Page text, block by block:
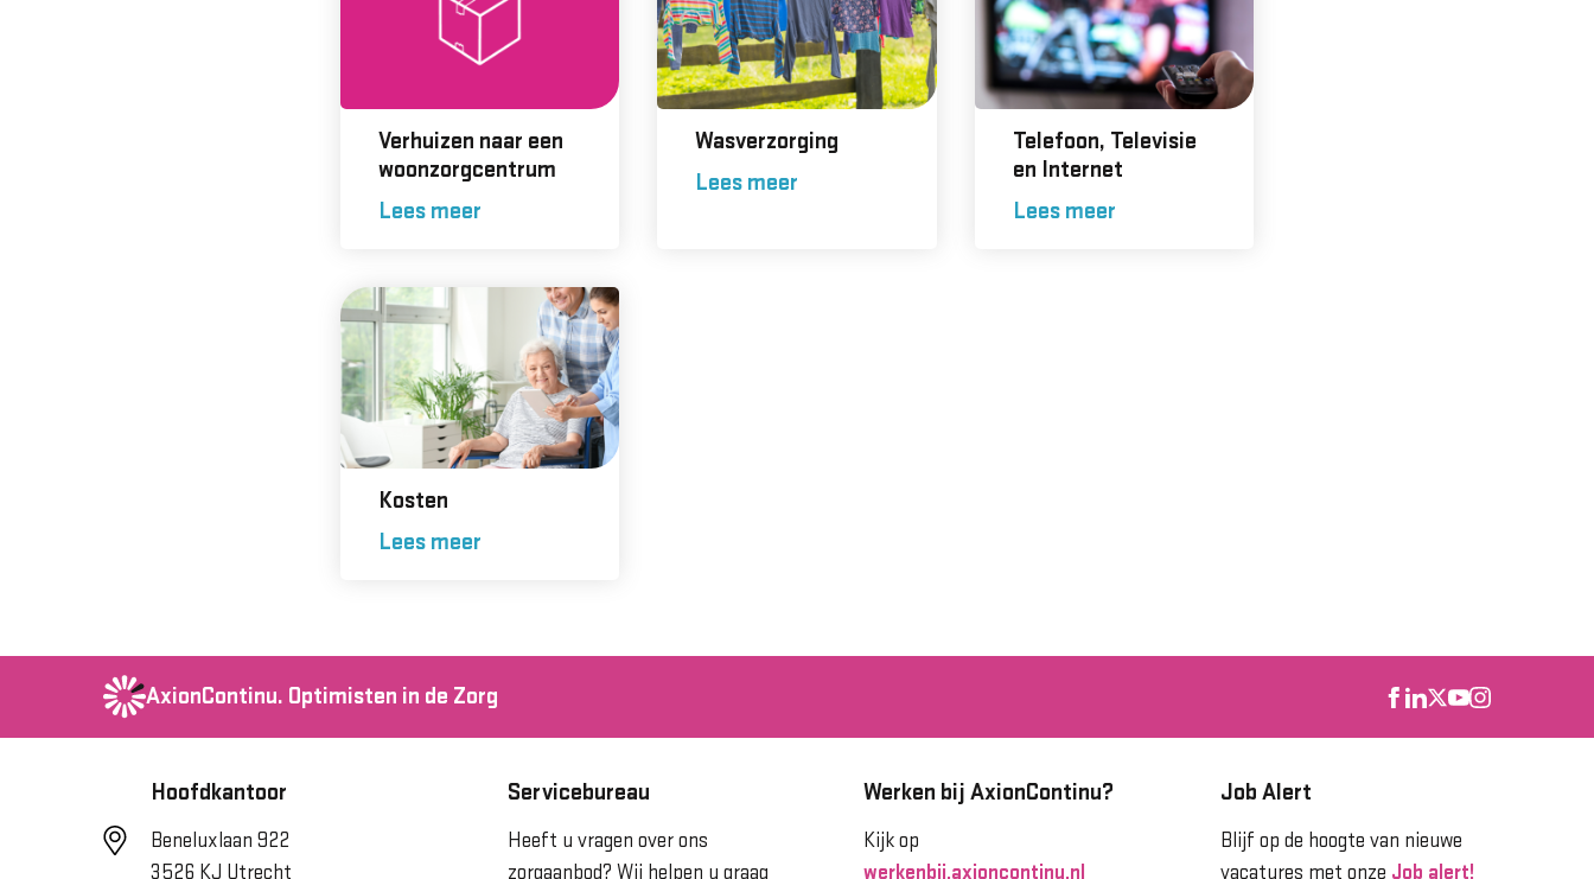
Verhuizen naar een
woonzorgcentrum
Lees meer
Wasverzorging
Lees meer
Telefoon, Televisie
en Internet
Lees meer
Kosten
Lees meer
AxionContinu. Optimisten in de Zorg
Hoofdkantoor
Beneluxlaan 922
3526 KJ Utrecht
Servicebureau
Heeft u vragen over ons
zorgaanbod? Wij helpen u graag
Werken bij AxionContinu?
Kijk op
werkenbij.axioncontinu.nl
Job Alert
Blijf op de hoogte van nieuwe
vacatures met onze Job alert!